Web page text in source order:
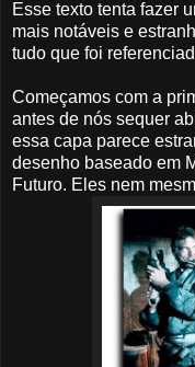
Esse texto tenta fazer
mais notáveis e
tudo que foi
Começamos com a
antes de nós sequer
essa capa parece
desenho baseado em
Futuro. Eles nem